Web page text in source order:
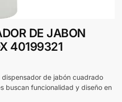
DE JABON
40199321
dispensador de jabón cuadrado
buscan funcionalidad y diseño en